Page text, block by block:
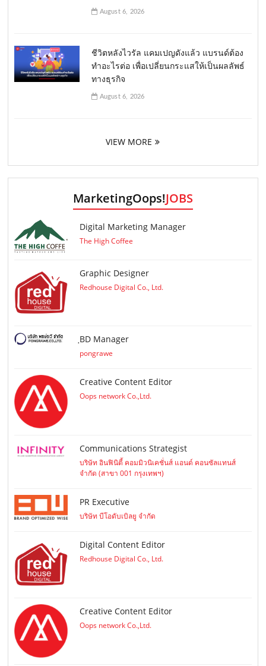
August 6, 2026
ชีวิตหลังไวรัล แคมเปญดังแล้ว แบรนด์ต้อง
ทำอะไรต่อ เพื่อเปลี่ยนกระแสให้เป็นผลลัพธ์
ทางธุรกิจ
August 6, 2026
VIEW MORE
MarketingOops!JOBS
Digital Marketing Manager
The High Coffee
Graphic Designer
Redhouse Digital Co., Ltd.
ฺBD Manager
pongrawe
Creative Content Editor
Oops network Co.,Ltd.
Communications Strategist
บริษัท อินฟินิตี้ คอมมิวนิเคชั่นส์ แอนด์ คอนซัลแทนส์
จำกัด (สาขา 001 กรุงเทพฯ)
PR Executive
บริษัท บีโอดับเบิลยู จำกัด
Digital Content Editor
Redhouse Digital Co., Ltd.
Creative Content Editor
Oops network Co.,Ltd.